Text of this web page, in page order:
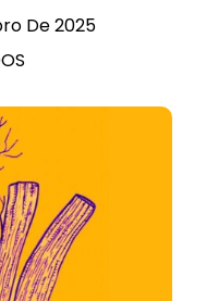
De 2025